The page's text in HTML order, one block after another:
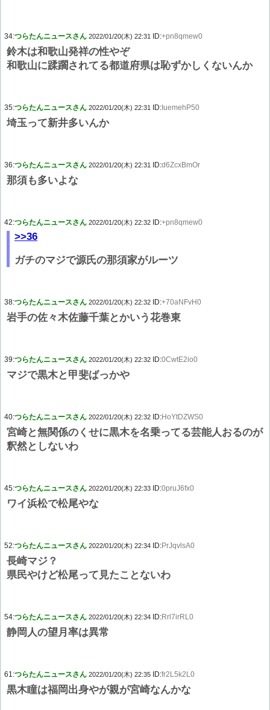
34:つらたんニュースさん 2022/01/20(木) 22:31 ID:+pn8qmew0
鈴木は和歌山発祥の性やぞ
和歌山に蹂躙されてる都道府県は恥ずかしくないんか
35:つらたんニュースさん 2022/01/20(木) 22:31 ID: IuemehP50
埼玉って新井多いんか
36:つらたんニュースさん 2022/01/20(木) 22:31 ID:d6ZcxBmOr
那須も多いよな
42:つらたんニュースさん 2022/01/20(木) 22:32 ID:+pn8qmew0
>>36
ガチのマジで源氏の那須家がルーツ
38:つらたんニュースさん 2022/01/20(木) 22:32 ID:+70aNFvH0
岩手の佐々木佐藤千葉とかいう花巻東
39:つらたんニュースさん 2022/01/20(木) 22:32 ID:0CwtE2io0
マジで黒木と甲斐ばっかや
40:つらたんニュースさん 2022/01/20(木) 22:32 ID:HoYtDZWS0
宮崎と無関係のくせに黒木を名乗ってる芸能人おるのが
釈然としないわ
45:つらたんニュースさん 2022/01/20(木) 22:33 ID:0pruJ6fx0
ワイ浜松で松尾やな
52:つらたんニュースさん 2022/01/20(木) 22:34 ID:PrJqvlsA0
長崎マジ？
県民やけど松尾って見たことないわ
54:つらたんニュースさん 2022/01/20(木) 22:34 ID:Rrl7irRL0
静岡人の望月率は異常
61:つらたんニュースさん 2022/01/20(木) 22:35 ID:fr2L5k2L0
黒木瞳は福岡出身やが親が宮崎なんかな